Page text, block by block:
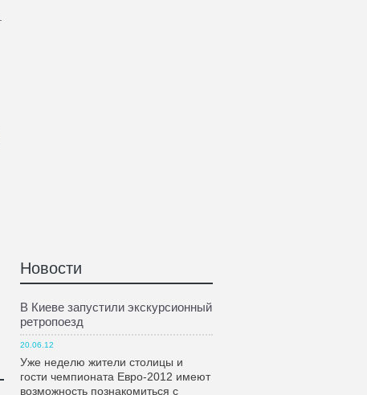
Новости
В Киеве запустили экскурсионный
ретропоезд
20.06.12
Уже неделю жители столицы и
гости чемпионата Евро-2012 имеют
возможность познакомиться с